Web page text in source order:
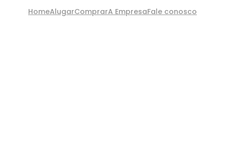
HomeAlugarComprarA EmpresaFale conosco